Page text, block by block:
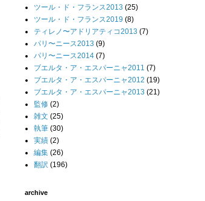
ツール・ド・フランス2013 (25)
ツール・ド・フランス2019 (8)
ティレノ〜アドリアティコ2013 (7)
パリ〜ニース2013 (9)
パリ〜ニース2014 (7)
ブエルタ・ア・エスパーニャ2011 (7)
ブエルタ・ア・エスパーニャ2012 (19)
ブエルタ・ア・エスパーニャ2013 (21)
監修 (2)
雑文 (25)
執筆 (30)
実績 (2)
編集 (26)
翻訳 (196)
archive